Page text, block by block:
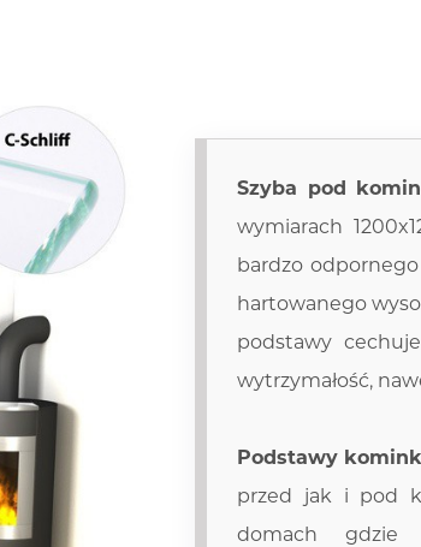
Szyba pod
wymiarach
bardzo odpornego
hartowanego
podstawy
wytrzymałość,
Podstawy
przed jak i pod
domach gdzie